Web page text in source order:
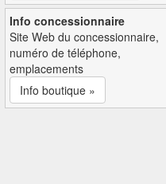
Info concessionnaire
Site Web du concessionnaire,
numéro de téléphone,
emplacements
Info boutique »